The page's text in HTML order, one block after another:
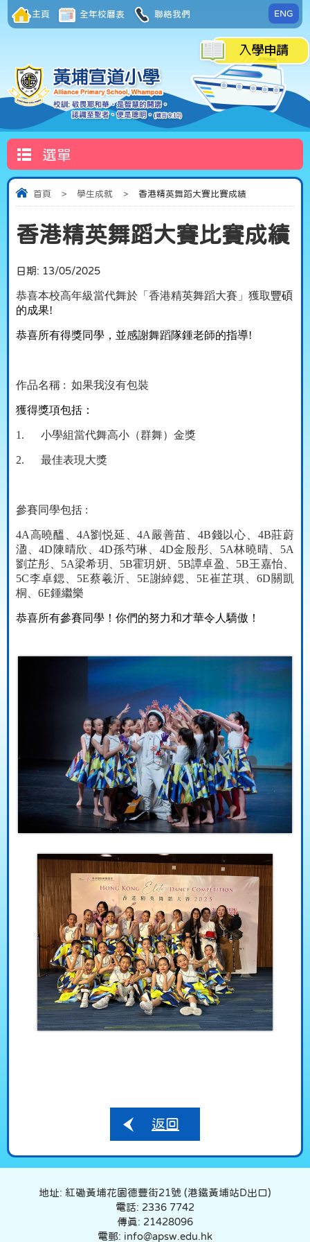
主頁 全年校曆表 聯絡我們 ENG
選單
首頁 > 學生成就 > 香港精英舞蹈大賽比賽成績
香港精英舞蹈大賽比賽成績
日期: 13/05/2025
恭喜本校高年級當代舞於「香港精英舞蹈大賽」獲取豐碩
的成果!
恭喜所有得獎同學，並感謝舞蹈隊鍾老師的指導!
作品名稱 : 如果我沒有包裝
獲得獎項包括：
1. 小學組當代舞高小（群舞）金獎
2. 最佳表現大獎
參賽同學包括 :
4A高曉醞、 4A劉悦延、4A 嚴善苗、 4B錢以心、 4B莊蔚
溋、4D 陳晴欣、4D孫芍琳、 4D金殷彤、 5A林曉晴、 5A
劉芷彤、 5A梁希玥、 5B霍玥妍、 5B譚卓盈、 5B王嘉怡、
5C李卓鍶、 5E蔡羲沂、 5E謝綽鍶、 5E崔芷琪、6D關凱
桐、 6E鍾繼樂
恭喜所有參賽同學！ 你們的努力和才華令人驕傲 ！
返回
地址: 紅磡黃埔花園德豐街21號 (港鐵黃埔站D出口)
電話: 2336 7742
傳真: 21428096
電郵: info@apsw.edu.hk